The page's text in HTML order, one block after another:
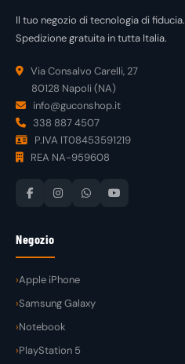
Il tuo negozio di tecnologia di fiducia.
Spedizione gratuita in tutta Italia.
Via Consalvo Carelli, 27
80128 Napoli (NA)
info@guconshop.it
338 887 4507
P.IVA IT08453591219
REA NA-959608
Negozio
Apple iPhone
Samsung Galaxy
Notebook
PlayStation 5